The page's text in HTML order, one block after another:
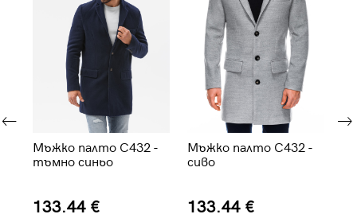
Мъжко палто C432 -
тъмно синьо
133.44 €
Мъжко палто C432 -
сиво
133.44 €